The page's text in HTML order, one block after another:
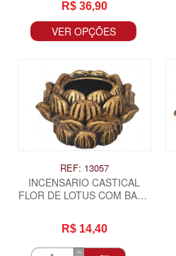
R$ 36,90
VER OPÇÕES
REF: 13057
INCENSARIO CASTICAL
FLOR DE LOTUS COM BASE
R$ 14,40